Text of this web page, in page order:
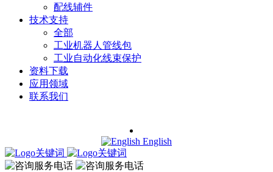
配线辅件
技术支持
全部
工业机器人管线包
工业自动化线束保护
资料下载
应用领域
联系我们
English